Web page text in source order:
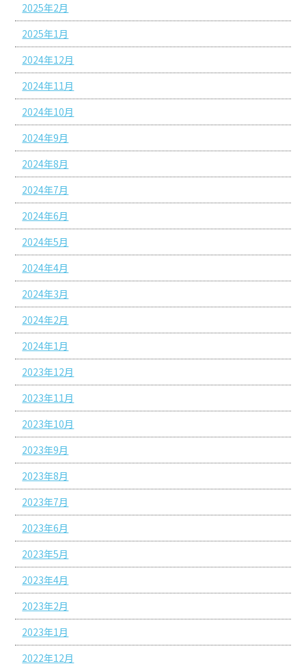
2025年2月
2025年1月
2024年12月
2024年11月
2024年10月
2024年9月
2024年8月
2024年7月
2024年6月
2024年5月
2024年4月
2024年3月
2024年2月
2024年1月
2023年12月
2023年11月
2023年10月
2023年9月
2023年8月
2023年7月
2023年6月
2023年5月
2023年4月
2023年2月
2023年1月
2022年12月